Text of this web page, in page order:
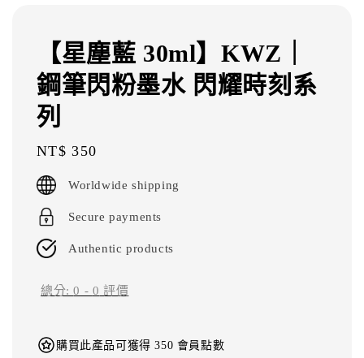
【星塵藍 30ml】KWZ｜
鋼筆閃粉墨水 閃耀時刻系
列
Regular
price
NT$ 350
Worldwide shipping
Secure payments
Authentic products
總分:0 - 0 評價
購買此產品可獲得 350 會員點數